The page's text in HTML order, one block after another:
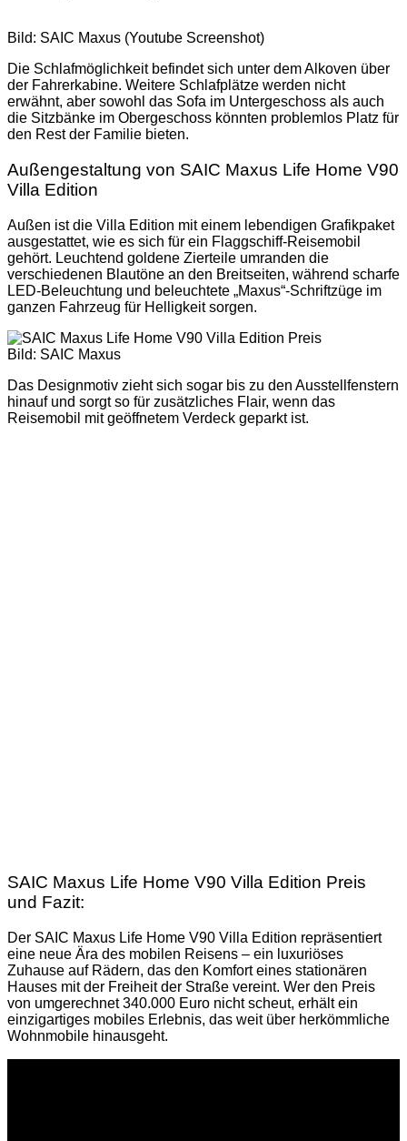
Bild: SAIC Maxus (Youtube Screenshot)
Die Schlafmöglichkeit befindet sich unter dem Alkoven über
der Fahrerkabine. Weitere Schlafplätze werden nicht
erwähnt, aber sowohl das Sofa im Untergeschoss als auch
die Sitzbänke im Obergeschoss könnten problemlos Platz für
den Rest der Familie bieten.
Außengestaltung von SAIC Maxus Life Home V90
Villa Edition
Außen ist die Villa Edition mit einem lebendigen Grafikpaket
ausgestattet, wie es sich für ein Flaggschiff-Reisemobil
gehört. Leuchtend goldene Zierteile umranden die
verschiedenen Blautöne an den Breitseiten, während scharfe
LED-Beleuchtung und beleuchtete „Maxus“-Schriftzüge im
ganzen Fahrzeug für Helligkeit sorgen.
Bild: SAIC Maxus
Das Designmotiv zieht sich sogar bis zu den Ausstellfenstern
hinauf und sorgt so für zusätzliches Flair, wenn das
Reisemobil mit geöffnetem Verdeck geparkt ist.
SAIC Maxus Life Home V90 Villa Edition Preis
und Fazit:
Der SAIC Maxus Life Home V90 Villa Edition repräsentiert
eine neue Ära des mobilen Reisens – ein luxuriöses
Zuhause auf Rädern, das den Komfort eines stationären
Hauses mit der Freiheit der Straße vereint. Wer den Preis
von umgerechnet 340.000 Euro nicht scheut, erhält ein
einzigartiges mobiles Erlebnis, das weit über herkömmliche
Wohnmobile hinausgeht.